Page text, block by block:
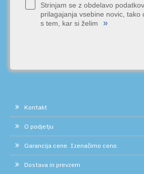
Strinjam se z obdelavo
prilagajanja vsebine novic, tako
s tem, kar si želim
»
Kontakt
O podjetju
Garancija cene. Izenačimo ceno.
Dostava in prevzem